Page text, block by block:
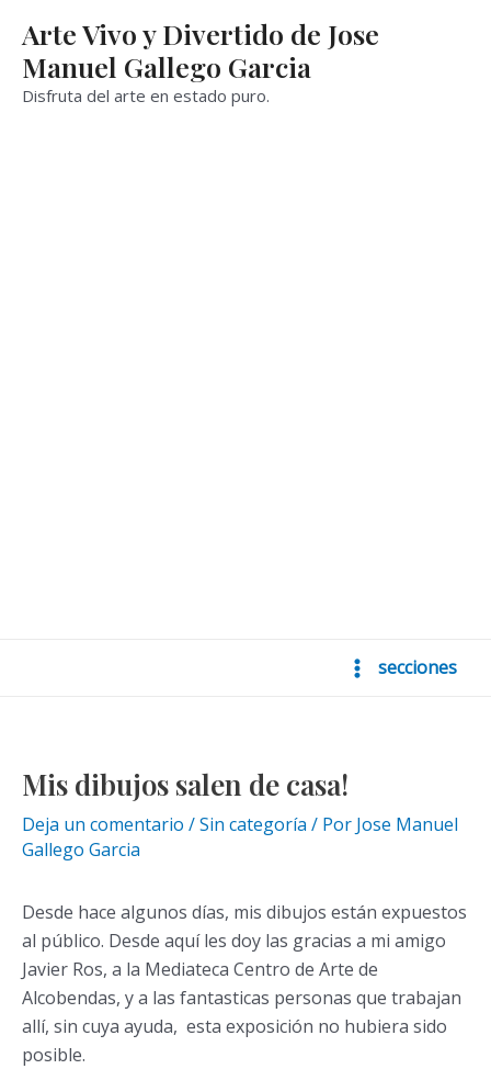
contenido
Arte Vivo y Divertido de Jose
Manuel Gallego Garcia
Disfruta del arte en estado puro.
Main
secciones
Mis dibujos salen de casa!
Deja un comentario /Sin categoría / Por Jose Manuel
Gallego Garcia
Desde hace algunos días, mis dibujos están expuestos
al público. Desde aquí les doy las gracias a mi amigo
Javier Ros, a la Mediateca Centro de Arte de
Alcobendas, y a las fantasticas personas que trabajan
allí, sin cuya ayuda, esta exposición no hubiera sido
posible.